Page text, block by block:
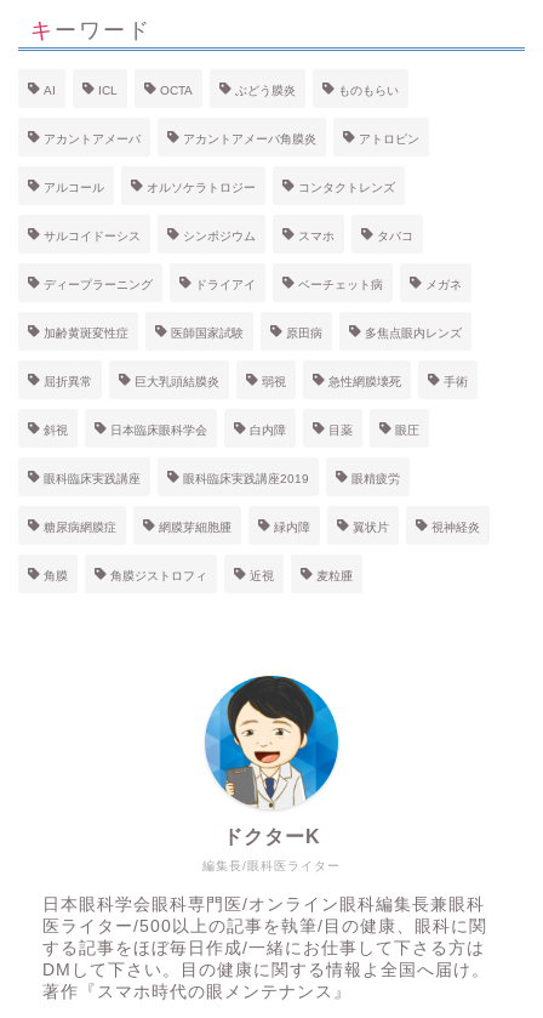
キーワード
AI ICL OCTA ぶどう膜炎 ものもらい
アカントアメーバ アカントアメーバ角膜炎 アトロピン
アルコール オルソケラトロジー コンタクトレンズ
サルコイドーシス シンポジウム スマホ タバコ
ディープラーニング ドライアイ ベーチェット病 メガネ
加齢黄斑変性症 医師国家試験 原田病 多焦点眼内レンズ
屈折異常 巨大乳頭結膜炎 弱視 急性網膜壊死 手術
斜視 日本臨床眼科学会 白内障 目薬 眼圧
眼科臨床実践講座 眼科臨床実践講座2019 眼精疲労
糖尿病網膜症 網膜芽細胞腫 緑内障 翼状片 視神経炎
角膜 角膜ジストロフィ 近視 麦粒腫
編集長/眼科医ライター
ドクターK
日本眼科学会眼科専門医/オンライン眼科編集長兼眼科
医ライター/500以上の記事を執筆/目の健康、眼科に関
する記事をほぼ毎日作成/一緒にお仕事して下さる方は
DMして下さい。目の健康に関する情報よ全国へ届け。
著作『スマホ時代の眼メンテナンス』